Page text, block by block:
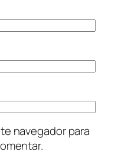
navegador para